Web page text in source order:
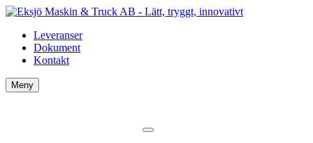
Leveranser
Dokument
Kontakt
Meny